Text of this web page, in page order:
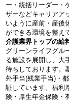
ー・統括リーダー・
ザーなどキャリアア
いように産前・産後
ができる環境を整え
介護業界トップの給
グリーンライフグル
る施設を展開し、大
待ちしております。
外手当(残業手当)・
証しています。福利
険・厚生年金保険・